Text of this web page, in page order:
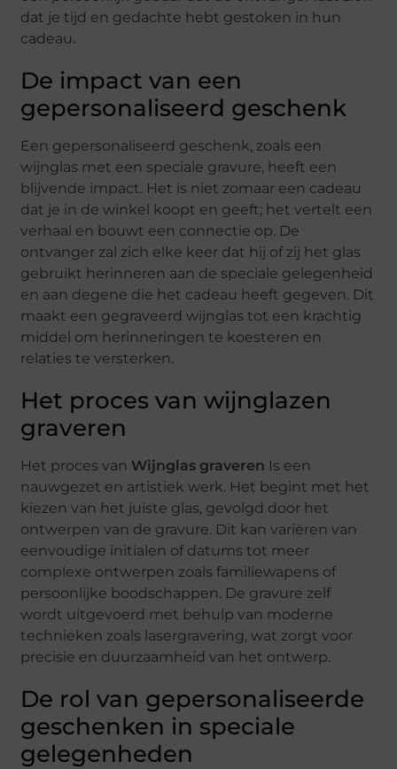
dat je tijd en gedachte hebt gestoken in hun
cadeau.
De impact van een
gepersonaliseerd geschenk
Een gepersonaliseerd geschenk, zoals een
wijnglas met een speciale gravure, heeft een
blijvende impact. Het is niet zomaar een cadeau
dat je in de winkel koopt en geeft; het vertelt een
verhaal en bouwt een connectie op. De
ontvanger zal zich elke keer dat hij of zij het glas
gebruikt herinneren aan de speciale gelegenheid
en aan degene die het cadeau heeft gegeven. Dit
maakt een gegraveerd wijnglas tot een krachtig
middel om herinneringen te koesteren en
relaties te versterken.
Het proces van wijnglazen
graveren
Het proces van Wijnglas graveren Is een
nauwgezet en artistiek werk. Het begint met het
kiezen van het juiste glas, gevolgd door het
ontwerpen van de gravure. Dit kan variëren van
eenvoudige initialen of datums tot meer
complexe ontwerpen zoals familiewapens of
persoonlijke boodschappen. De gravure zelf
wordt uitgevoerd met behulp van moderne
technieken zoals lasergravering, wat zorgt voor
precisie en duurzaamheid van het ontwerp.
De rol van gepersonaliseerde
geschenken in speciale
gelegenheden